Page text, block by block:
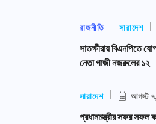
রাজনীতি সারাদেশ
সাতক্ষীরায় বিএনপিতে
নেতা গাজী নজরুলের ১২
সারাদেশ আগস্ট
প্রধানমন্ত্রীর সফর সফল